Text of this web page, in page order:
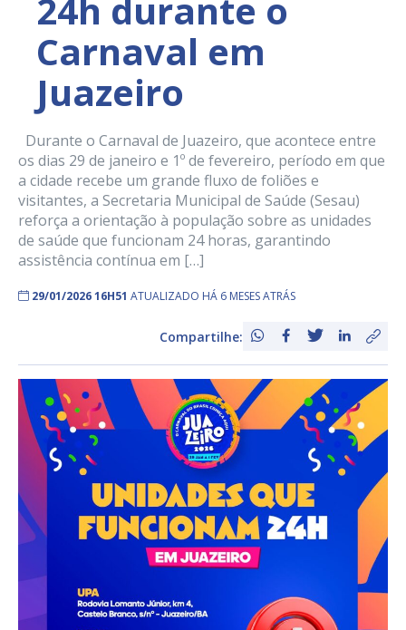
24h durante o
Carnaval em
Juazeiro
Durante o Carnaval de Juazeiro, que acontece entre
os dias 29 de janeiro e 1º de fevereiro, período em que
a cidade recebe um grande fluxo de foliões e
visitantes, a Secretaria Municipal de Saúde (Sesau)
reforça a orientação à população sobre as unidades
de saúde que funcionam 24 horas, garantindo
assistência contínua em […]
29/01/2026 16H51 ATUALIZADO HÁ 6 MESES ATRÁS
Compartilhe: